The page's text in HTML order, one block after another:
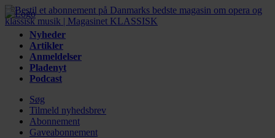
Nyheder
Artikler
Anmeldelser
Pladenyt
Podcast
Søg
Tilmeld nyhedsbrev
Abonnement
Gaveabonnement